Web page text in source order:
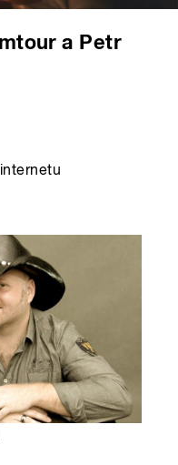
a Petr